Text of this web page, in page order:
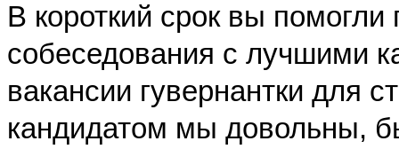
В короткий срок вы помогли
собеседования с лучшими
вакансии гувернантки для
кандидатом мы довольны,